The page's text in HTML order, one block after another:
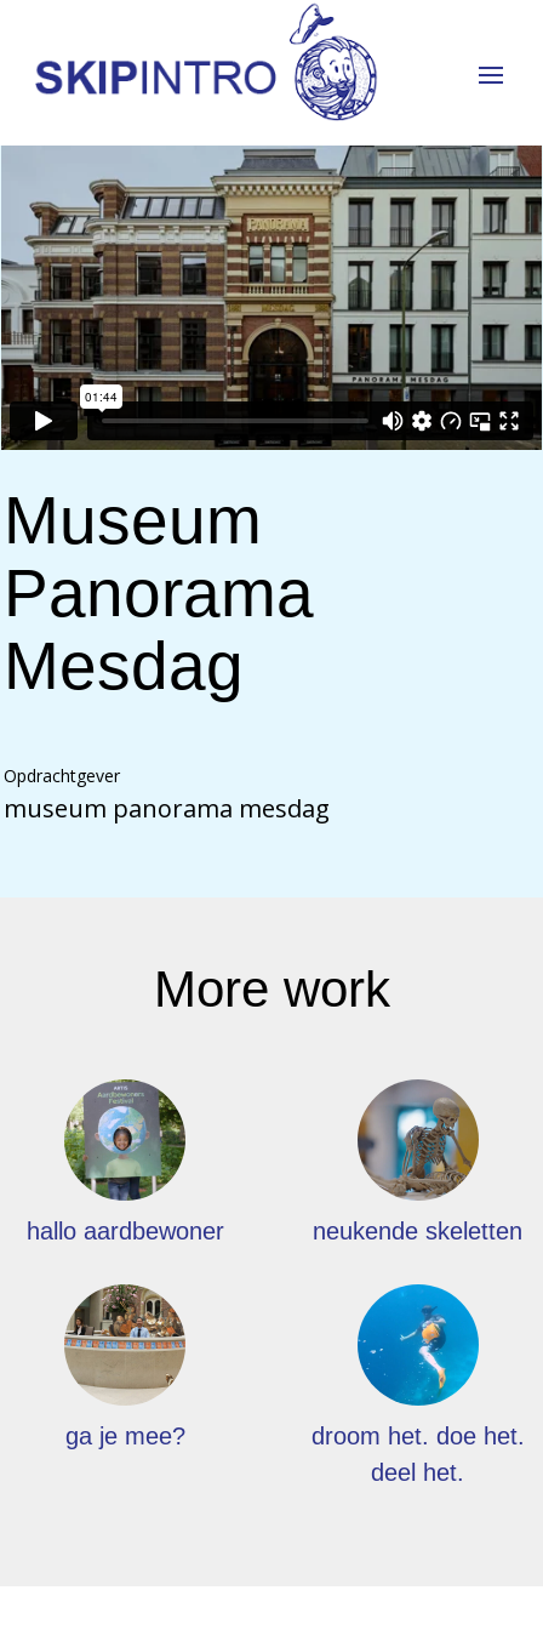
Museum
Panorama
Mesdag
Opdrachtgever
museum panorama mesdag
More work
hallo aardbewoner neukende skeletten
ga je mee?
droom het. doe het.
deel het.